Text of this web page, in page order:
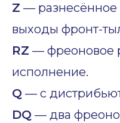
Z —
выходы фронт-
RZ — фреоновое
исполнение.
Q — с
DQ — два